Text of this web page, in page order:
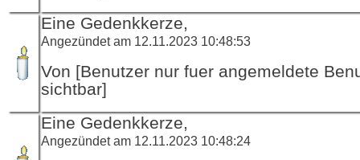
Eine Gedenkkerze,
Angezündet am 12.11.2023 10:48:53
Von [Benutzer nur fuer angemeldete
sichtbar]
Eine Gedenkkerze,
Angezündet am 12.11.2023 10:48:24